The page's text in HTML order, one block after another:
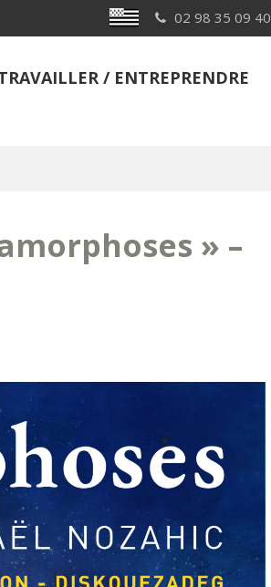
Breton 02 98 35 09 40
/ ENTREPRENDRE
» –